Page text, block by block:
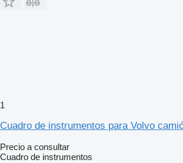
1
Cuadro de instrumentos para Volvo
Precio a consultar
Cuadro de instrumentos